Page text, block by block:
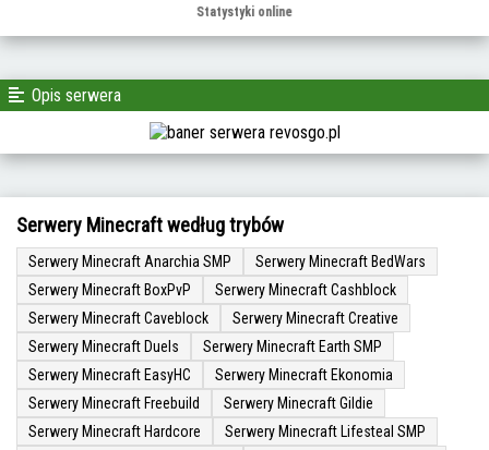
Opis serwera
Serwery Minecraft według trybów
Serwery Minecraft Anarchia SMP
Serwery Minecraft BedWars
Serwery Minecraft BoxPvP
Serwery Minecraft Cashblock
Serwery Minecraft Caveblock
Serwery Minecraft Creative
Serwery Minecraft Duels
Serwery Minecraft Earth SMP
Serwery Minecraft EasyHC
Serwery Minecraft Ekonomia
Serwery Minecraft Freebuild
Serwery Minecraft Gildie
Serwery Minecraft Hardcore
Serwery Minecraft Lifesteal SMP